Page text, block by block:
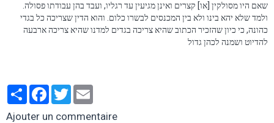
שאם היו מסולקין [או] קצרים ואינן מגיעין עד רגליו, ועבד בהן עבודתו פסולה.
ולמד שלא יהא בינו ולא בין המכנסים לבשרו כלום. והוא הדין שצריכה כל בגדי
כהונה, כי כיון שהזכיר הכתוב שהיא צריכה בגדים למדנו שהיא צריכה ארבעה
להדיוט ושמנה לכהן גדול
PartagerFacebook
Twitter
Ajouter un commentaire